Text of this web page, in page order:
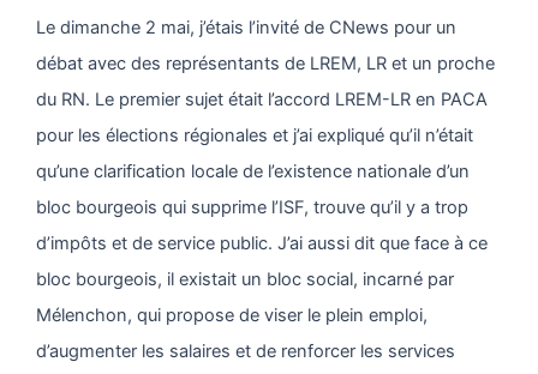
Le dimanche 2 mai, j’étais l’invité de CNews pour un
débat avec des représentants de LREM, LR et un proche
du RN. Le premier sujet était l’accord LREM-LR en PACA
pour les élections régionales et j’ai expliqué qu’il n’était
qu’une clarification locale de l’existence nationale d’un
bloc bourgeois qui supprime l’ISF, trouve qu’il y a trop
d’impôts et de service public. J’ai aussi dit que face à ce
bloc bourgeois, il existait un bloc social, incarné par
Mélenchon, qui propose de viser le plein emploi,
d’augmenter les salaires et de renforcer les services